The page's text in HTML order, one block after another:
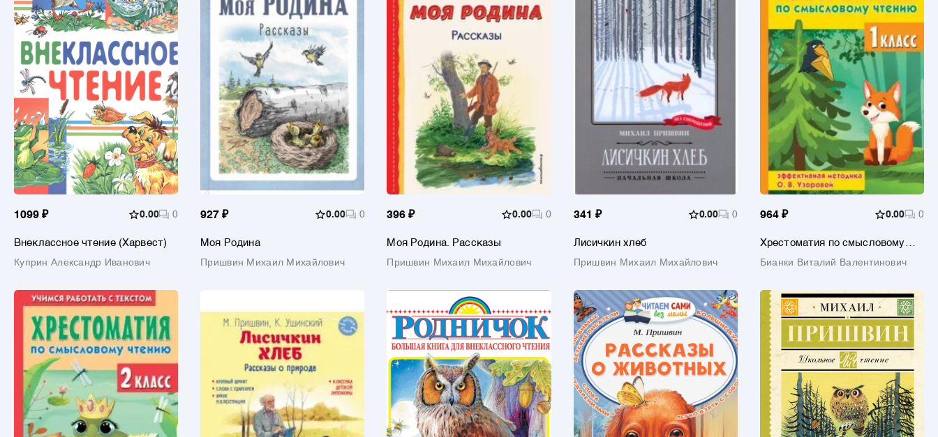
1099 ₽ 0.00 0
Внеклассное чтение (Харвест)
Куприн Александр Иванович
927 ₽ 0.00 0
Моя Родина
Пришвин Михаил Михайлович
396 ₽ 0.00 0
Моя Родина. Рассказы
Пришвин Михаил Михайлович
341 ₽ 0.00 0
Лисичкин хлеб
Пришвин Михаил Михайлович
964 ₽ 0.00 0
Хрестоматия по смысловому
Узоровой
Бианки Виталий Валентинович